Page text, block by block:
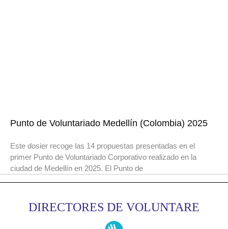
Punto de Voluntariado Medellín (Colombia) 2025
Este dosier recoge las 14 propuestas presentadas en el
primer Punto de Voluntariado Corporativo realizado en la
ciudad de Medellín en 2025. El Punto de
DIRECTORES DE VOLUNTARE